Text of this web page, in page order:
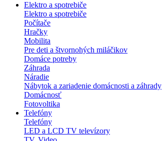
Elektro a spotrebiče
Elektro a spotrebiče
Počítače
Hračky
Mobilita
Pre deti a štvornohých miláčikov
Domáce potreby
Záhrada
Náradie
Nábytok a zariadenie domácnosti a záhrady
Domácnosť
Fotovoltika
Telefóny
Telefóny
LED a LCD TV televízory